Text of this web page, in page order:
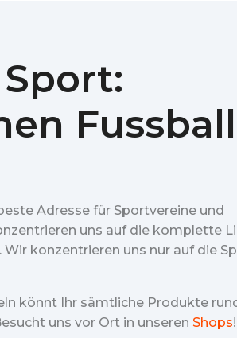
Sport:
Fussball
Adresse für Sportvereine und
uns auf die komplette
Wir konzentrieren uns nur auf die
könnt Ihr sämtliche Produkte
uns vor Ort in unseren Shops!